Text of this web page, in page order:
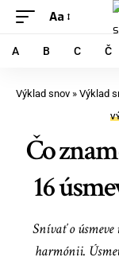
Aa
A B C Č
Výklad snov » Výklad
Čo
16
Snívať o
harmónii.